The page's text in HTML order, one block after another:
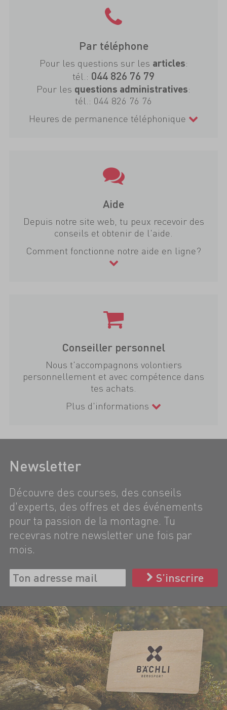
Par téléphone
Pour les questions sur les articles:
tél.: 044 826 76 79
Pour les questions administratives:
tél.: 044 826 76 76
Heures de permanence téléphonique
Aide
Depuis notre site web, tu peux recevoir des
conseils et obtenir de l'aide.
Comment fonctionne notre aide en ligne?
Conseiller personnel
Nous t'accompagnons volontiers
personnellement et avec compétence dans
tes achats.
Plus d'informations
Newsletter
Découvre des courses, des conseils
d'experts, des offres et des événements
pour ta passion de la montagne. Tu
recevras notre newsletter une fois par
mois.
S’inscrire